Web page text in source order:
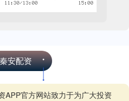
秦安配资
APP官方网站致力于为广大投资